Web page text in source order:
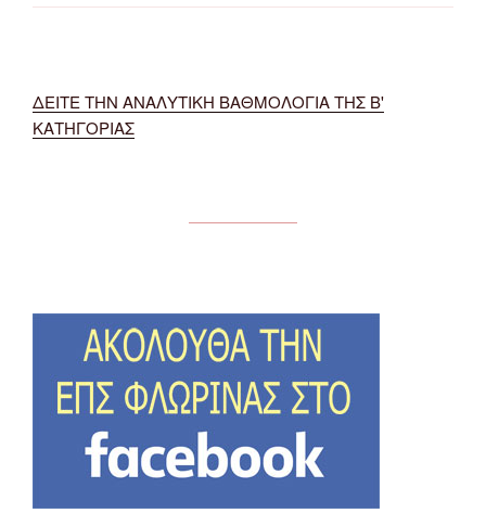
ΔΕΙΤΕ ΤΗΝ ΑΝΑΛΥΤΙΚΗ ΒΑΘΜΟΛΟΓΙΑ ΤΗΣ Β'
ΚΑΤΗΓΟΡΙΑΣ